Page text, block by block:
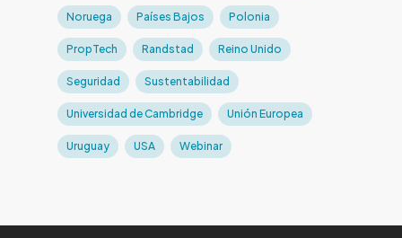
Noruega Países Bajos Polonia
PropTech Randstad Reino Unido
Seguridad Sustentabilidad
Universidad de Cambridge Unión Europea
Uruguay USA Webinar